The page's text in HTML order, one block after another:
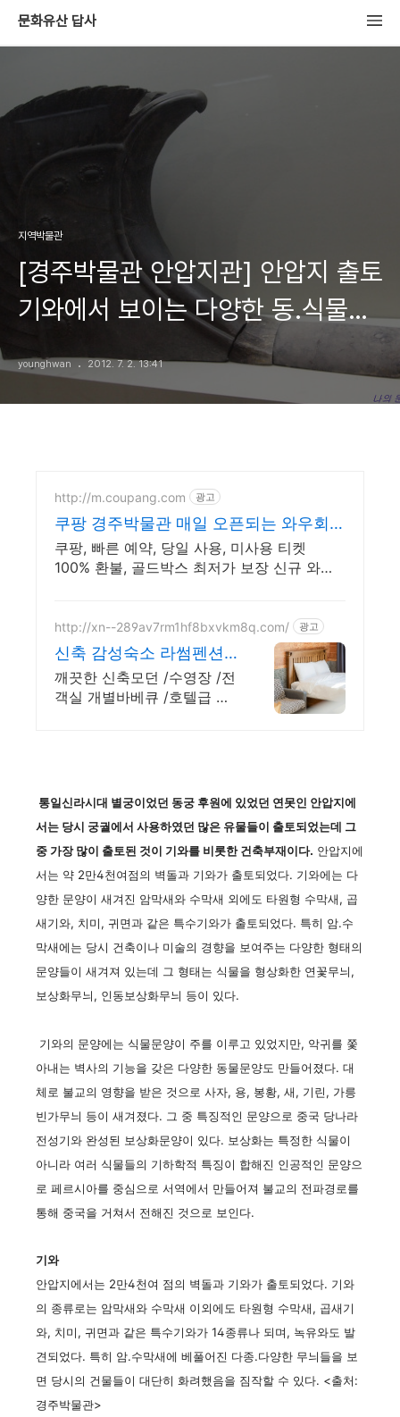
문화유산 답사
지역박물관
[경주박물관 안압지관] 안압지 출토
기와에서 보이는 다양한 동.식물
younghwan 2012. 7. 2. 13:41
http://m.coupang.com 광고
쿠팡 경주박물관 매일 오픈되는 와우회원
특가
쿠팡, 빠른 예약, 당일 사용, 미사용 티켓
100% 환불, 골드박스 최저가 보장 신규 와우
http://xn--289av7rm1hf8bxvkm8q.com/ 광고
신축 감성숙소 라썸펜션
수영장 바베큐 스파펜션
깨끗한 신축모던 /수영장 /전
객실 개별바베큐 /호텔급 침
통일신라시대 별궁이었던 동궁 후원에 있었던 연못인 안압지에
서는 당시 궁궐에서 사용하였던 많은 유물들이 출토되었는데 그
중 가장 많이 출토된 것이 기와를 비롯한 건축부재이다. 안압지에
서는 약 2만4천여점의 벽돌과 기와가 출토되었다. 기와에는 다
양한 문양이 새겨진 암막새와 수막새 외에도 타원형 수막새, 곱
새기와, 치미, 귀면과 같은 특수기와가 출토되었다. 특히 암.수
막새에는 당시 건축이나 미술의 경향을 보여주는 다양한 형태의
문양들이 새겨져 있는데 그 형태는 식물을 형상화한 연꽃무늬,
보상화무늬, 인동보상화무늬 등이 있다.
기와의 문양에는 식물문양이 주를 이루고 있었지만, 악귀를 쫓
아내는 벽사의 기능을 갖은 다양한 동물문양도 만들어졌다. 대
체로 불교의 영향을 받은 것으로 사자, 용, 봉황, 새, 기린, 가릉
빈가무늬 등이 새겨졌다. 그 중 특징적인 문양으로 중국 당나라
전성기와 완성된 보상화문양이 있다. 보상화는 특정한 식물이
아니라 여러 식물들의 기하학적 특징이 합해진 인공적인 문양으
로 페르시아를 중심으로 서역에서 만들어져 불교의 전파경로를
통해 중국을 거쳐서 전해진 것으로 보인다.
기와
안압지에서는 2만4천여 점의 벽돌과 기와가 출토되었다. 기와
의 종류로는 암막새와 수막새 이외에도 타원형 수막새, 곱새기
와, 치미, 귀면과 같은 특수기와가 14종류나 되며, 녹유와도 발
견되었다. 특히 암.수막새에 베풀어진 다종.다양한 무늬들을 보
면 당시의 건물들이 대단히 화려했음을 짐작할 수 있다. <출처:
경주박물관>